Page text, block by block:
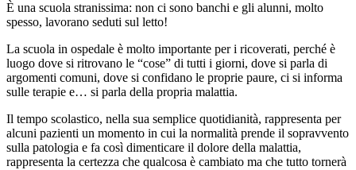
È una scuola stranissima: non ci sono banchi e gli alunni, molto
spesso, lavorano seduti sul letto!
La scuola in ospedale è molto importante per i ricoverati, perché è
luogo dove si ritrovano le “cose” di tutti i giorni, dove si parla di
argomenti comuni, dove si confidano le proprie paure, ci si informa
sulle terapie e… si parla della propria malattia.
Il tempo scolastico, nella sua semplice quotidianità, rappresenta per
alcuni pazienti un momento in cui la normalità prende il sopravvento
sulla patologia e fa così dimenticare il dolore della malattia,
rappresenta la certezza che qualcosa è cambiato ma che tutto tornerà